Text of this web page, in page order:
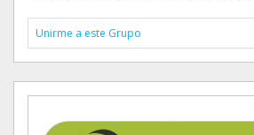
Unirme a este Grupo